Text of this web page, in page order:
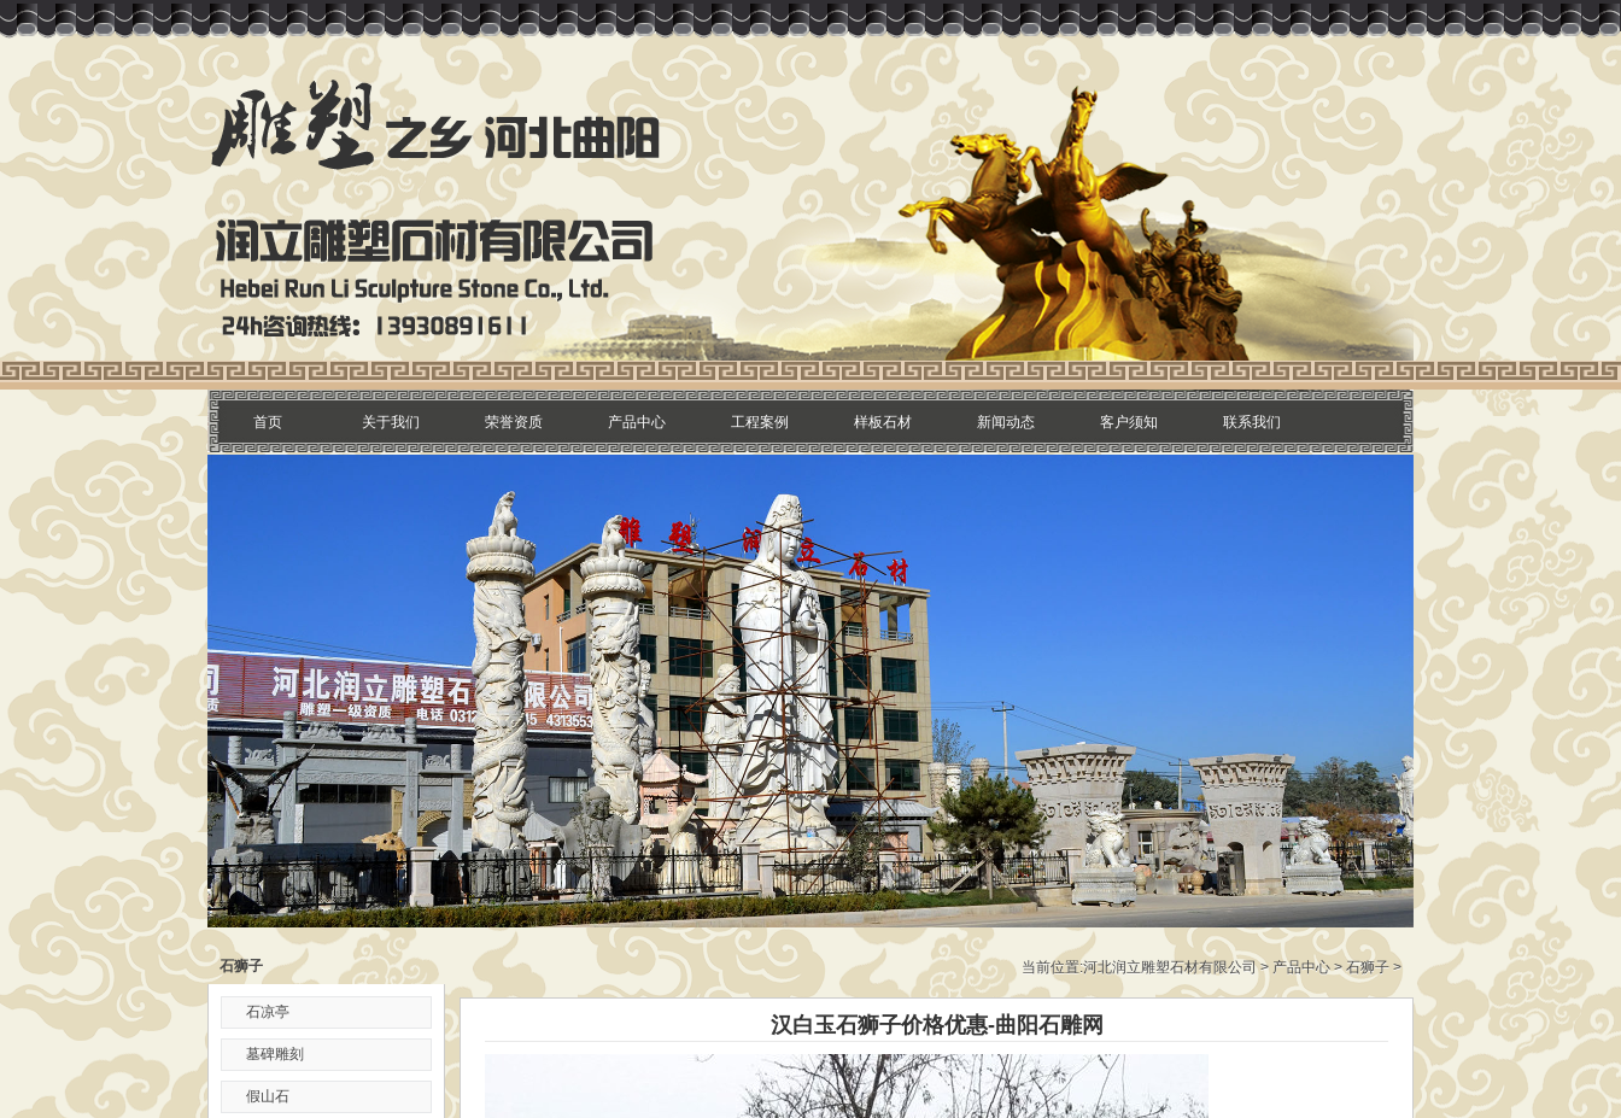
首页 关于我们 荣誉资质 产品中心 工程案例 样板石材 新闻动态 客户须知 联系我们
石狮子
石凉亭
墓碑雕刻
假山石
当前位置:河北润立雕塑石材有限公司> 产品中心>石狮子 >
汉白玉石狮子价格优惠-曲阳石雕网